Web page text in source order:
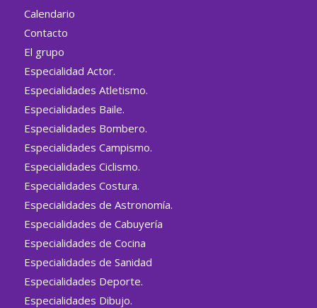
Calendario
Contacto
El grupo
Especialidad Actor.
Especialidades Atletismo.
Especialidades Baile.
Especialidades Bombero.
Especialidades Campismo.
Especialidades Ciclismo.
Especialidades Costura.
Especialidades de Astronomía.
Especialidades de Cabuyería
Especialidades de Cocina
Especialidades de Sanidad
Especialidades Deporte.
Especialidades Dibujo.